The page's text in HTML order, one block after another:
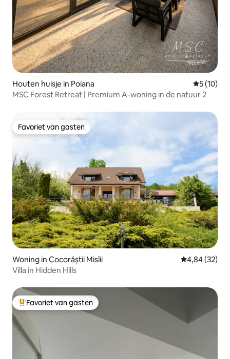
Houten huisje in Poiana
5 (10)
MSC Forest Retreat | Premium A-woning in de natuur 2
Favoriet van gasten
Favoriet van gasten
Woning in Cocorăștii Mislii Gemiddelde
4,84 (32)
Villa in Hidden Hills
Topfavoriet van gasten
Favoriet van gasten